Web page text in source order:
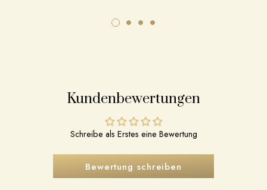
Kundenbewertungen
Schreibe als Erstes eine Bewertung
Bewertung schreiben